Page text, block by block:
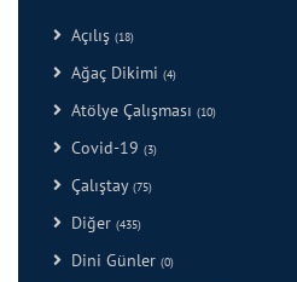
Açılış (18)
Ağaç Dikimi (4)
Atölye Çalışması (10)
Covid-19 (3)
Çalıştay (75)
Diğer (435)
Dini Günler (0)